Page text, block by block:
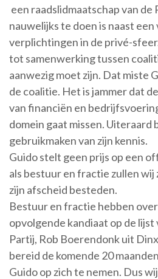
een raadslidmaatschap van
nauwelijks te doen is naast een
verplichtingen in de privé-
tot samenwerking tussen
aanwezig moet zijn. Dat miste
de coalitie. Het is jammer dat
van financiën en
domein gaat missen. Uiteraard
gebruikmaken van zijn kennis.
Guido stelt geen prijs op een
als bestuur en fractie zullen wij
zijn afscheid besteden.
Bestuur en fractie hebben
opvolgende kandiaat op de lijst
Partij, Rob Boerendonk uit
bereid de komende 20
Guido op zich te nemen. Dus